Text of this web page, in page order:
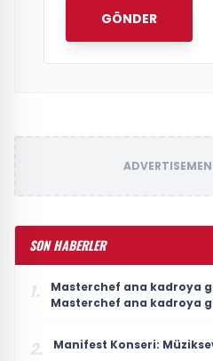
GÖNDER
SON HABERLER
1.
Masterchef ana kadroya
Masterchef ana kadroya
2. Manifest Konseri: